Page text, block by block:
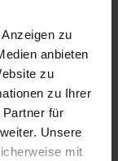
zu
anbieten
zu
zu Ihrer
für
Unsere
mit
ermöglicht
stark
Verkehrsfläche